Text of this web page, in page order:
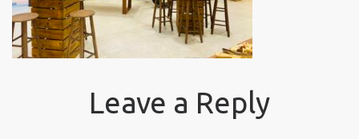
Leave a Reply